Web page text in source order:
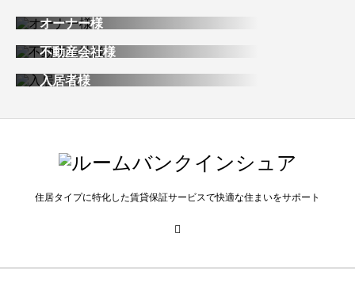
オーナー様
不動産会社様
入居者様
住居タイプに特化した賃貸保証サービスで快適な住まいをサポート